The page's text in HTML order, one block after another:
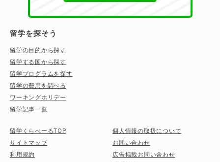
留学を探そう
留学の目的から探す
留学する国から探す
留学プログラムを探す
留学の費用を調べる
ワーキングホリデー
留学記事一覧
留学くらべーるTOP
サイトマップ
利用規約
個人情報の取扱について
お問い合わせ
広告掲載お問い合わせ